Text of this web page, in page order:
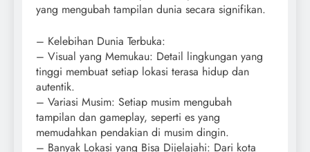
yang mengubah tampilan dunia secara signifikan.
– Kelebihan Dunia Terbuka:
– Visual yang Memukau: Detail lingkungan yang
tinggi membuat setiap lokasi terasa hidup dan
autentik.
– Variasi Musim: Setiap musim mengubah
tampilan dan gameplay, seperti es yang
memudahkan pendakian di musim dingin.
– Banyak Lokasi yang Bisa Dijelajahi: Dari kota